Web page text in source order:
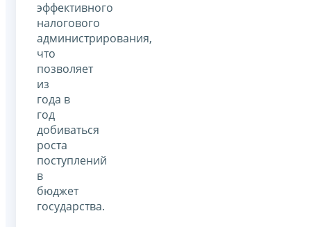
эффективного
налогового
администрирования,
что
позволяет
из
года в
год
добиваться
роста
поступлений
в
бюджет
государства.